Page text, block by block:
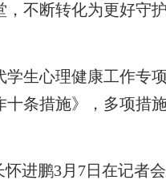
不断转化为更好守
生心理健康工作专
条措施》，多项措
进鹏3月7日在记者